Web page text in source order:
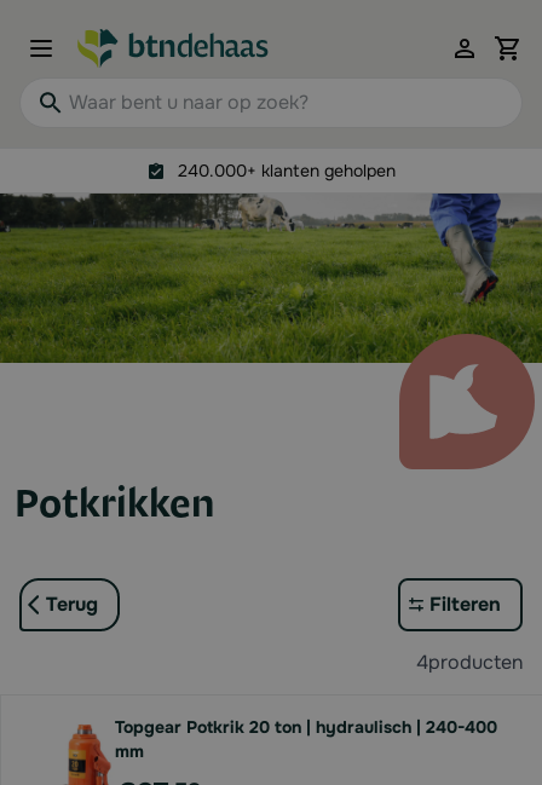
Waar bent u naar op zoek?
240.000+ klanten geholpen
Potkrikken
Terug Filteren
4producten
Topgear Potkrik 20 ton | hydraulisch | 240-400
mm